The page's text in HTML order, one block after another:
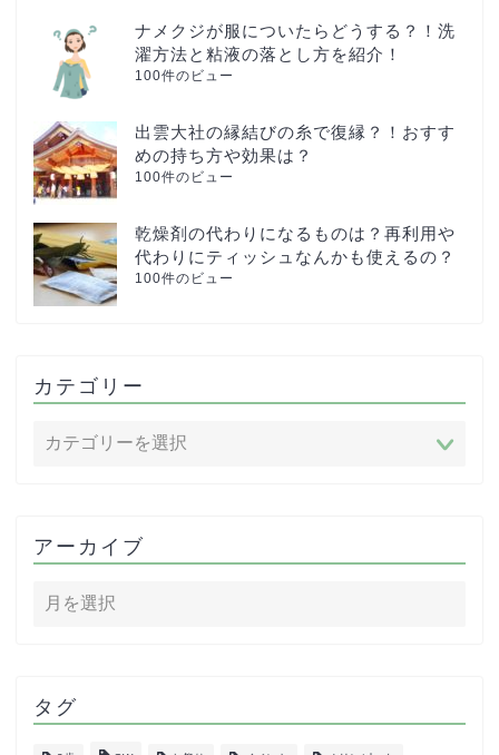
ナメクジが服についたらどうする？！洗
濯方法と粘液の落とし方を紹介！
100件のビュー
出雲大社の縁結びの糸で復縁？！おすす
めの持ち方や効果は？
100件のビュー
乾燥剤の代わりになるものは？再利用や
代わりにティッシュなんかも使えるの？
100件のビュー
カテゴリー
アーカイブ
タグ